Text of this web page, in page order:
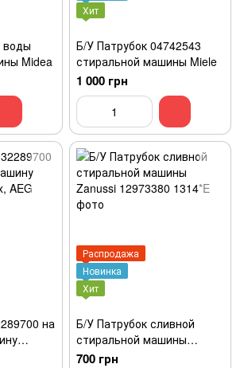
воды
Midea
Хит
Б/У Патрубок 04742543
стиральной машины Miele
1 000 грн
на
Распродажа
Новинка
Хит
Б/У Патрубок сливной
стиральной машины
Zanussi 12973380
700 грн